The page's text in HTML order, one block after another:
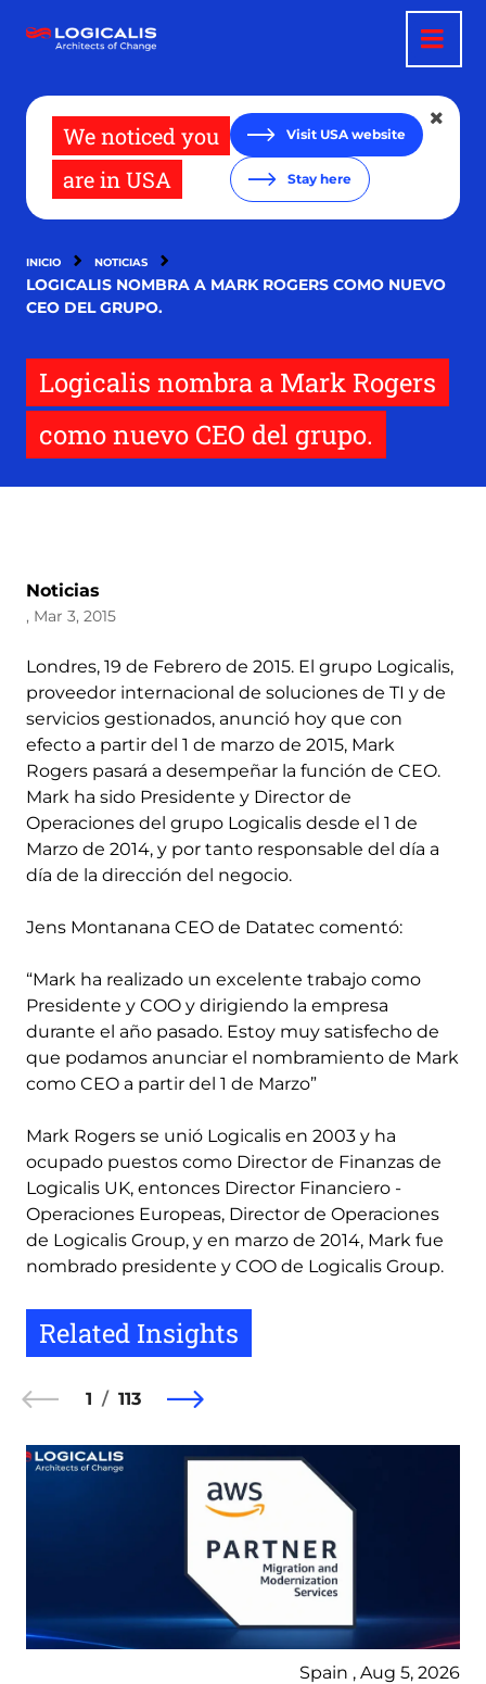
contenido
We noticed you
are in USA
Visit USA website
Stay here
INICIO NOTICIAS
LOGICALIS NOMBRA A MARK ROGERS COMO NUEVO
CEO DEL GRUPO.
Logicalis nombra a Mark Rogers
como nuevo CEO del grupo.
Noticias
, Mar 3, 2015
Londres, 19 de Febrero de 2015. El grupo Logicalis,
proveedor internacional de soluciones de TI y de
servicios gestionados, anunció hoy que con
efecto a partir del 1 de marzo de 2015, Mark
Rogers pasará a desempeñar la función de CEO.
Mark ha sido Presidente y Director de
Operaciones del grupo Logicalis desde el 1 de
Marzo de 2014, y por tanto responsable del día a
día de la dirección del negocio.
Jens Montanana CEO de Datatec comentó:
“Mark ha realizado un excelente trabajo como
Presidente y COO y dirigiendo la empresa
durante el año pasado. Estoy muy satisfecho de
que podamos anunciar el nombramiento de Mark
como CEO a partir del 1 de Marzo”
Mark Rogers se unió Logicalis en 2003 y ha
ocupado puestos como Director de Finanzas de
Logicalis UK, entonces Director Financiero -
Operaciones Europeas, Director de Operaciones
de Logicalis Group, y en marzo de 2014, Mark fue
nombrado presidente y COO de Logicalis Group.
Related Insights
1 113
Spain , Aug 5, 2026